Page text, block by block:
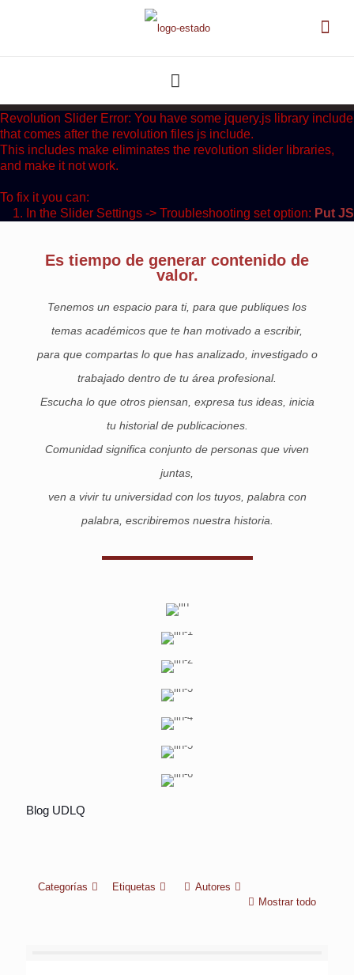
Revolution Slider Error: You have some jquery.js library include
that comes after the revolution files js include.
This includes make eliminates the revolution slider libraries,
and make it not work.
To fix it you can:
1. In the Slider Settings -> Troubleshooting set option: Put JS
Es tiempo de generar contenido de
valor.
Tenemos un espacio para ti, para que publiques los
temas académicos que te han motivado a escribir,
para que compartas lo que has analizado, investigado o
trabajado dentro de tu área profesional.
Escucha lo que otros piensan, expresa tus ideas, inicia
tu historial de publicaciones.
Comunidad significa conjunto de personas que viven
juntas,
ven a vivir tu universidad con los tuyos, palabra con
palabra, escribiremos nuestra historia.
Blog UDLQ
Conferencia “Enlace Fiscal y Comercial
Cautelares
Categorías Etiquetas
Autores
Mostrar todo